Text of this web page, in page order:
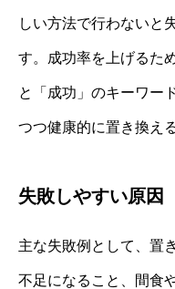
しい方法で行わないと
す。成功率を上げるた
と「成功」のキーワー
つつ健康的に置き換え
失敗しやすい原因
主な失敗例として、置
不足になること、間食